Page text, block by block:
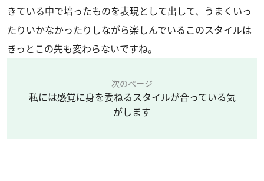
きている中で培ったものを表現として出して、うまくいっ
たりいかなかったりしながら楽しんでいるこのスタイルは
きっとこの先も変わらないですね。
次のページ
私には感覚に身を委ねるスタイルが合っている気
がします